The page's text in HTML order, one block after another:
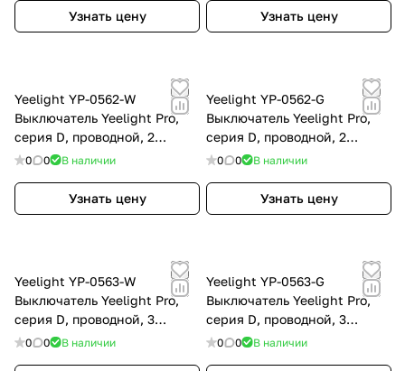
Узнать цену Узнать цену
Yeelight YP-0562-W
Выключатель Yeelight Pro,
серия D, проводной, 2
клавиши, белый
0 0 В наличии
Узнать цену
Yeelight YP-0562-G
Выключатель Yeelight Pro,
серия D, проводной, 2
клавиши, серый
0 0 В наличии
Узнать цену
Yeelight YP-0563-W
Выключатель Yeelight Pro,
серия D, проводной, 3
клавиши, белый
0 0 В наличии
Yeelight YP-0563-G
Выключатель Yeelight Pro,
серия D, проводной, 3
клавиши, серый
0 0 В наличии